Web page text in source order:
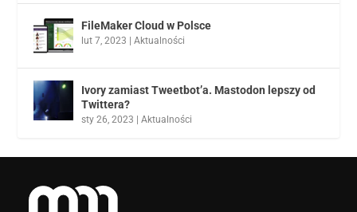
FileMaker Cloud w Polsce
lut 7, 2023 |Aktualności
Ivory zamiast Tweetbot’a. Mastodon lepszy od
Twittera?
sty 26, 2023 |Aktualności